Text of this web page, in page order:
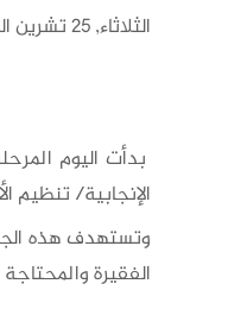
الثلاثاء, 25 تشرين الثاني 2014
بدأت اليوم
الإنجابية/ تنظيم
وتستهدف هذه
الفقيرة